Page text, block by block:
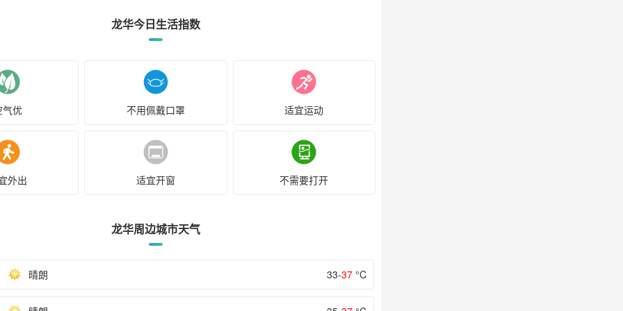
龙华今日生活指数
气优 不用佩戴口罩 适宜运动
外出 适宜开窗 不需要打开
龙华周边城市天气
晴朗 33-37 °C